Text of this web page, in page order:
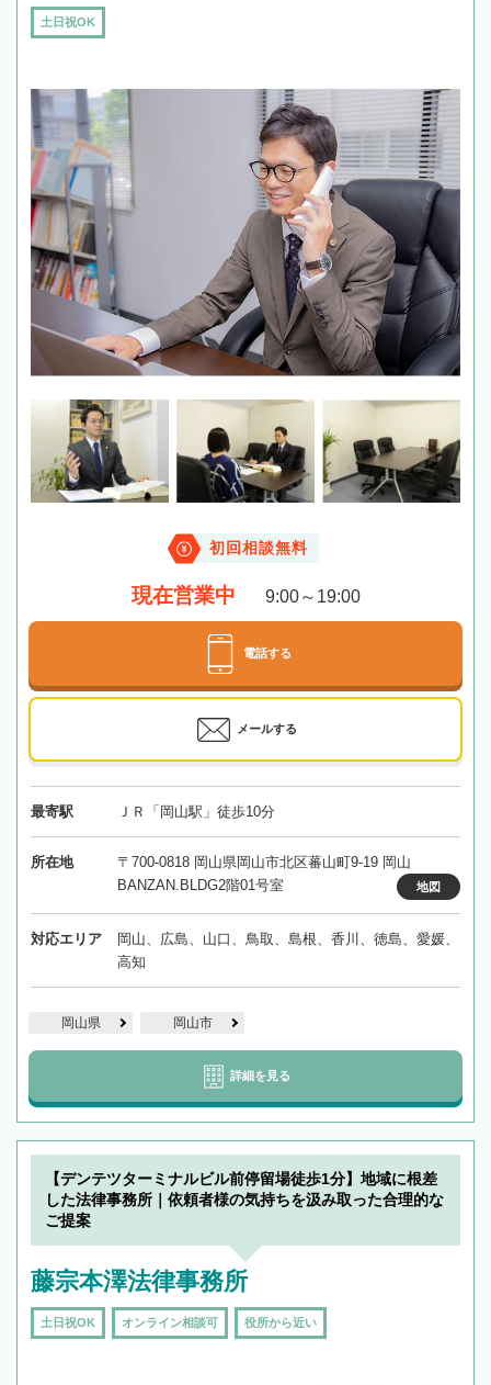
土日祝OK
初回相談無料
現在営業中 9:00～19:00
電話する
メールする
最寄駅 ＪＲ「岡山駅」徒歩10分
所在地
〒700-0818 岡山県岡山市北区蕃山町9-19 岡山
BANZAN.BLDG2階01号室
地図
対応エリア
岡山、広島、山口、鳥取、島根、香川、徳島、愛媛、
高知
岡山県 岡山市
詳細を見る
【デンテツターミナルビル前停留場徒歩1分】地域に根差
した法律事務所｜依頼者様の気持ちを汲み取った合理的な
ご提案
藤宗本澤法律事務所
土日祝OK オンライン相談可 役所から近い